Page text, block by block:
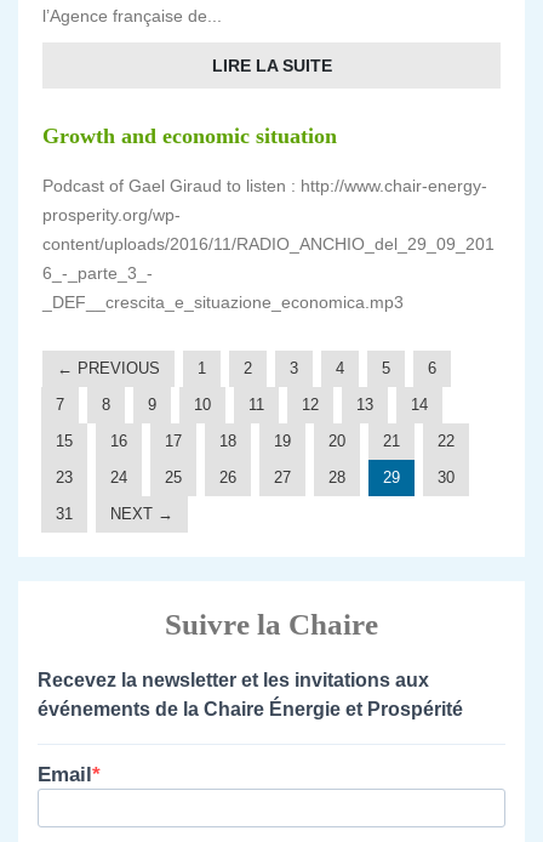
l’Agence française de...
LIRE LA SUITE
Growth and economic situation
Podcast of Gael Giraud to listen : http://www.chair-energy-
prosperity.org/wp-
content/uploads/2016/11/RADIO_ANCHIO_del_29_09_201
6_-_parte_3_-
_DEF__crescita_e_situazione_economica.mp3
← PREVIOUS 1 2 3 4 5
6
7
8 9 10 11 12 13
14
15
16 17 18 19 20 21
22
23
24 25 26 27 28 29
30
31
NEXT →
Suivre la Chaire
Recevez la newsletter et les invitations aux
événements de la Chaire Énergie et Prospérité
Email